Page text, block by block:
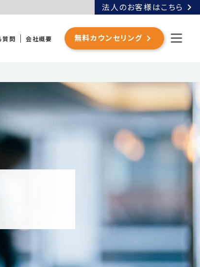
法人のお客様はこちら chevron_right
質問 会社概要 無料カウンセリング chevron_right